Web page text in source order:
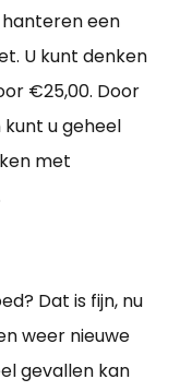
een
U kunt denken
€25,00. Door
u geheel
met
Dat is fijn, nu
weer nieuwe
gevallen kan